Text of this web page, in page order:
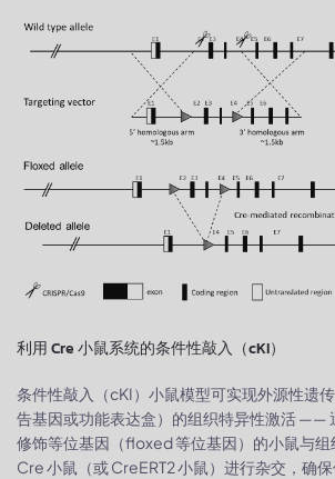
利用 Cre 小鼠系统的条件性敲入（cKI）
条件性敲入（cKI）小鼠模型可实现外源性遗
告基因或功能表达盒）的组织特异性激活 ——
修饰等位基因（floxed 等位基因）的小鼠与组
Cre 小鼠（或 CreERT2 小鼠）进行杂交，确